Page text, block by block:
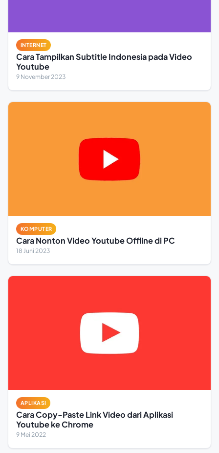
INTERNET
Cara Tampilkan Subtitle Indonesia pada Video
Youtube
9 November 2023
KOMPUTER
Cara Nonton Video Youtube Offline di PC
18 Juni 2023
APLIKASI
Cara Copy-Paste Link Video dari Aplikasi
Youtube ke Chrome
9 Mei 2022